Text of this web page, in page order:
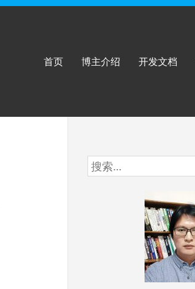
首页 博主介绍 开发文档
跳
至
搜
索：